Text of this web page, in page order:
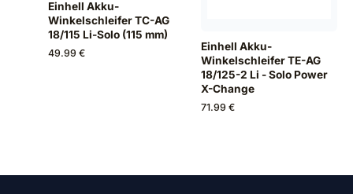
Einhell Akku-
Winkelschleifer TC-AG
18/115 Li-Solo (115 mm)
49.99 €
Einhell Akku-
Winkelschleifer TE-AG
18/125-2 Li - Solo Power
X-Change
71.99 €